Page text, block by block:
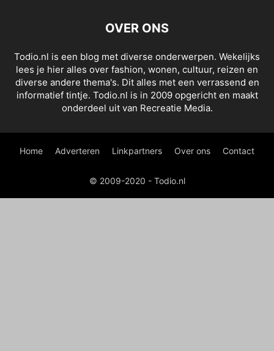
OVER ONS
Todio.nl is een blog met diverse onderwerpen. Wekelijks
lees je hier alles over fashion, wonen, cultuur, reizen en
diverse andere thema's. Dit alles met een verrassend en
informatief tintje. Todio.nl is in 2009 opgericht en maakt
onderdeel uit van Recreatie Media.
Home Adverteren Linkpartners Over ons Contact
© 2009-2020 - Todio.nl